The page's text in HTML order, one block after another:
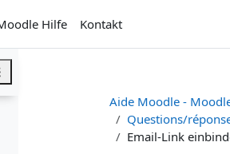
Hilfe Kontakt
Aide Moodle -
Questions/
Email-Link